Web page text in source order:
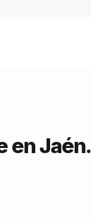
en Jaén.